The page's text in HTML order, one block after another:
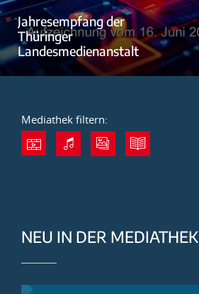
Jahresempfang der
Thüringer
Landesmedienanstalt
Mediathek filtern:
NEU IN DER MEDIATHEK